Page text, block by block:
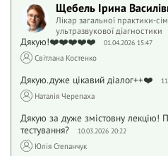
Щебель Ірина
Лікар загальної практики-
ультразвукової діагностики
Дякую!❤️❤️❤️❤️❤️ 01.04.2026 15:47
Світлана Костенко
Дякую.дуже цікавий діалог++❤️
Наталія Черепаха
Дякую за дуже змістовну лекцію!
тестування?
10.03.2026 20:22
Юлія Степанчук